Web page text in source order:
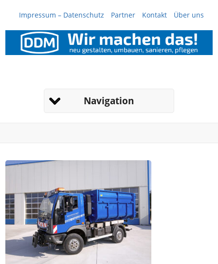
Impressum – Datenschutz Partner Kontakt Über uns
Navigation